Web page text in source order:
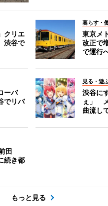
クリエ
渋谷で
暮らす・
東京メ
改正で
で運行
ーバ
でリバ
見る・遊
渋谷に
ぇ」
曲流し
田
続き都
もっと見る